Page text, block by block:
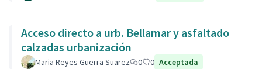
Acceso directo a urb. Bellamar y asfaltado
calzadas urbanización
Maria Reyes Guerra Suarez 0 0 Acceptada